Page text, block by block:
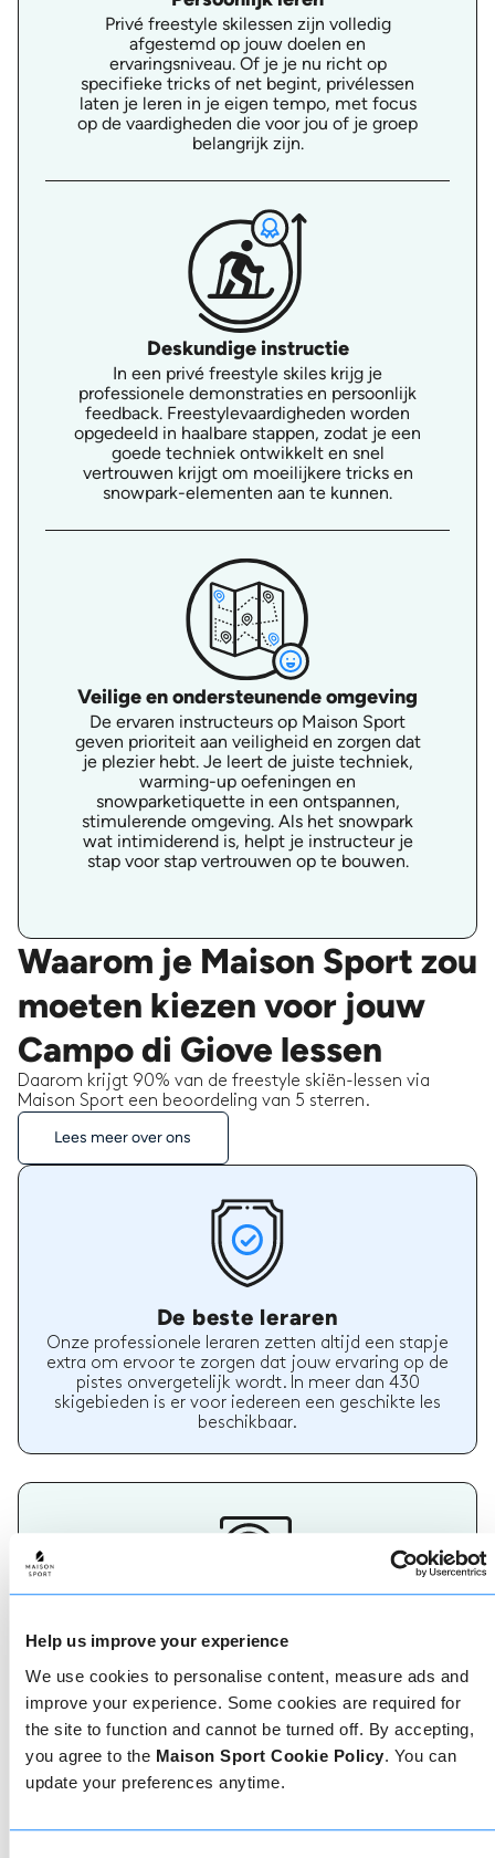
Help us improve your experience
We use cookies to personalise content, measure ads and
improve your experience. Some cookies are required for
the site to function and cannot be turned off. By accepting,
you agree to the Maison Sport Cookie Policy. You can
update your preferences anytime.
Privé freestyle skilessen zijn volledig
afgestemd op jouw doelen en
ervaringsniveau. Of je je nu richt op
specifieke tricks of net begint, privélessen
laten je leren in je eigen tempo, met focus
op de vaardigheden die voor jou of je groep
belangrijk zijn.
Deskundige instructie
In een privé freestyle skiles krijg je
professionele demonstraties en persoonlijk
feedback. Freestylevaardigheden worden
opgedeeld in haalbare stappen, zodat je een
goede techniek ontwikkelt en snel
vertrouwen krijgt om moeilijkere tricks en
snowpark-elementen aan te kunnen.
Veilige en ondersteunende omgeving
De ervaren instructeurs op Maison Sport
geven prioriteit aan veiligheid en zorgen dat
je plezier hebt. Je leert de juiste techniek,
warming-up oefeningen en
snowparketiquette in een ontspannen,
stimulerende omgeving. Als het snowpark
wat intimiderend is, helpt je instructeur je
stap voor stap vertrouwen op te bouwen.
Waarom je Maison Sport zou
moeten kiezen voor jouw
Campo di Giove lessen
Daarom krijgt 90% van de freestyle skiën-lessen via
Maison Sport een beoordeling van 5 sterren.
Lees meer over ons
De beste leraren
Onze professionele leraren zetten altijd een stapje
extra om ervoor te zorgen dat jouw ervaring op de
pistes onvergetelijk wordt. In meer dan 430
skigebieden is er voor iedereen een geschikte les
beschikbaar.
Maak je keuze
op de pistes gemaakt, dus het is belangrijk om de
juiste ski- of snowboardleraar te hebben. Vind
vandaag nog jouw skileraar.